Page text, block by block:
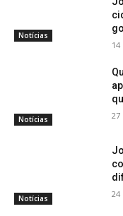
Notícias
Notícias 27
Notícias 24